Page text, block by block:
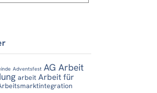
Adventsfest AG Arbeit
arbeit Arbeit für